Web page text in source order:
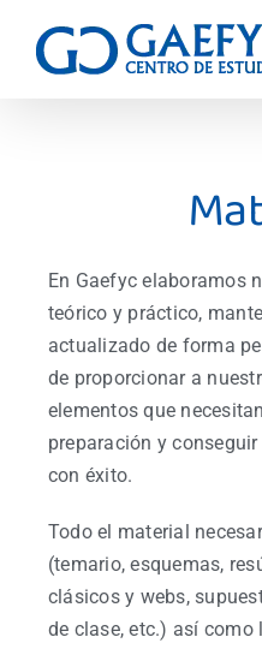
En Gaefyc elaboramos
teórico y práctico,
actualizado de forma
de proporcionar a
elementos que
preparación y
con éxito.
Todo el material
(temario, esquemas,
clásicos y webs,
de clase, etc.) así